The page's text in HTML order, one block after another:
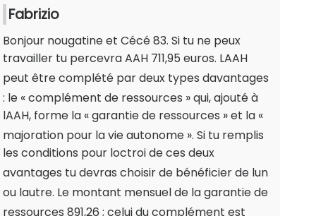
Fabrizio
Bonjour nougatine et Cécé 83. Si tu ne peux
travailler tu percevra AAH 711,95 euros. LAAH
peut être complété par deux types davantages
: le « complément de ressources » qui, ajouté à
lAAH, forme la « garantie de ressources » et la «
majoration pour la vie autonome ». Si tu remplis
les conditions pour loctroi de ces deux
avantages tu devras choisir de bénéficier de lun
ou lautre. Le montant mensuel de la garantie de
ressources 891,26 ; celui du complément est